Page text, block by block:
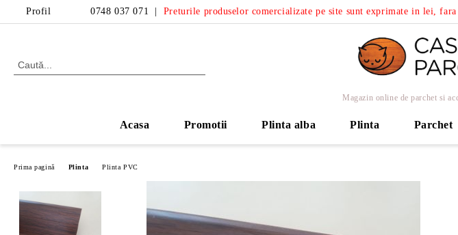
Profil 0748 037 071 Preturile produselor comercializate pe site sunt exprimate in lei,
Magazin online de parchet si
Acasa Promotii Plinta alba Plinta Parchet
Prima pagină Plinta Plinta PVC